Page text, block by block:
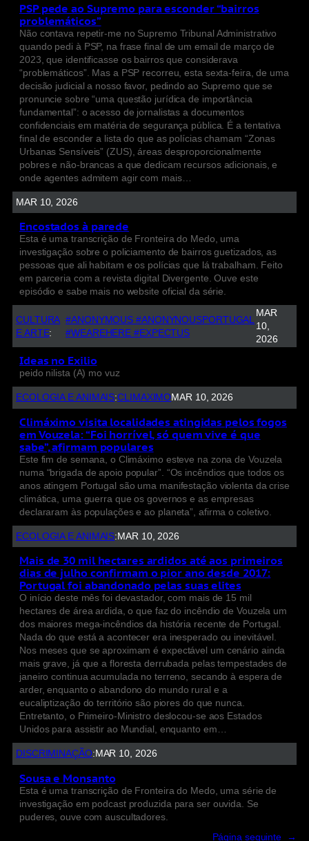
PSP pede ao Supremo para esconder “bairros
problemáticos”
Não contava repetir-me no Supremo Tribunal Administrativo
quando pedi à PSP, na frase final de um email de março de
2023, que identificasse os bairros que considerava
“problemáticos”. Mas a PSP recorreu, esta sexta-feira, de uma
decisão judicial a nosso favor, pedindo ao Supremo que se
pronuncie sobre “uma questão jurídica de importância
fundamental”: o acesso de jornalistas a documentos
confidenciais em matéria de segurança pública. É a tentativa
final de esconder a lista do que as polícias chamam “Zonas
Urbanas Sensíveis” (ZUS), áreas desproporcionalmente
pobres e não-brancas a que dedicam recursos adicionais, e
onde agentes admitem agir com mais…
MAR 10, 2026
Encostados à parede
Esta é uma transcrição de Fronteira do Medo, uma
investigação sobre o policiamento de bairros guetizados, as
pessoas que ali habitam e os polícias que lá trabalham. Feito
em parceria com a revista digital Divergente. Ouve este
episódio e sabe mais no website oficial da série.
CULTURA
E ARTE:
#ANONYMOUS #ANONYNOUSPORTUGAL
#WEAREHERE #EXPECTUS
MAR
10,
2026
Ideas no Exilio
peido nilista (A) mo vuz
ECOLOGIA E ANIMAIS:CLIMAXIMOMAR 10, 2026
Climáximo visita localidades atingidas pelos fogos
em Vouzela: “Foi horrível, só quem vive é que
sabe”, afirmam populares
Este fim de semana, o Climáximo esteve na zona de Vouzela
numa “brigada de apoio popular”. “Os incêndios que todos os
anos atingem Portugal são uma manifestação violenta da crise
climática, uma guerra que os governos e as empresas
declararam às populações e ao planeta”, afirma o coletivo.
ECOLOGIA E ANIMAIS: MAR 10, 2026
Mais de 30 mil hectares ardidos até aos primeiros
dias de julho confirmam o pior ano desde 2017:
Portugal foi abandonado pelas suas elites
O início deste mês foi devastador, com mais de 15 mil
hectares de área ardida, o que faz do incêndio de Vouzela um
dos maiores mega-incêndios da história recente de Portugal.
Nada do que está a acontecer era inesperado ou inevitável.
Nos meses que se aproximam é expectável um cenário ainda
mais grave, já que a floresta derrubada pelas tempestades de
janeiro continua acumulada no terreno, secando à espera de
arder, enquanto o abandono do mundo rural e a
eucaliptização do território são piores do que nunca.
Entretanto, o Primeiro-Ministro deslocou-se aos Estados
Unidos para assistir ao Mundial, enquanto em…
DISCRIMINAÇÃO: MAR 10, 2026
Sousa e Monsanto
Esta é uma transcrição de Fronteira do Medo, uma série de
investigação em podcast produzida para ser ouvida. Se
puderes, ouve com auscultadores.
Página seguinte →